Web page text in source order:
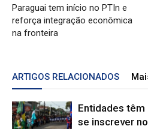
Paraguai tem início no PTIn e
reforça integração econômica
na fronteira
ARTIGOS RELACIONADOS
Entidades
se inscrever